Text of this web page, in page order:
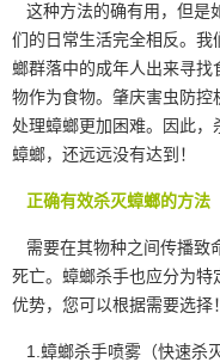
这种方法的确有用，但是
们的日常生活完全相反。
螂群落中的成年人出来寻
物作为食物。肇庆害虫防控
处理蟑螂更加困难。因此
蟑螂，还远远没有达到！
正确有效杀灭蟑螂的方法
需要在其物种之间传播致
死亡。蟑螂杀手也应分为特
优势，您可以根据需要选择！
1.蟑螂杀手喷雾（快速杀灭